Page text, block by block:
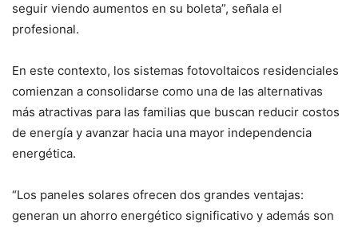
seguir viendo aumentos en su boleta”, señala el
profesional.
En este contexto, los sistemas fotovoltaicos residenciales
comienzan a consolidarse como una de las alternativas
más atractivas para las familias que buscan reducir costos
de energía y avanzar hacia una mayor independencia
energética.
“Los paneles solares ofrecen dos grandes ventajas:
generan un ahorro energético significativo y además son